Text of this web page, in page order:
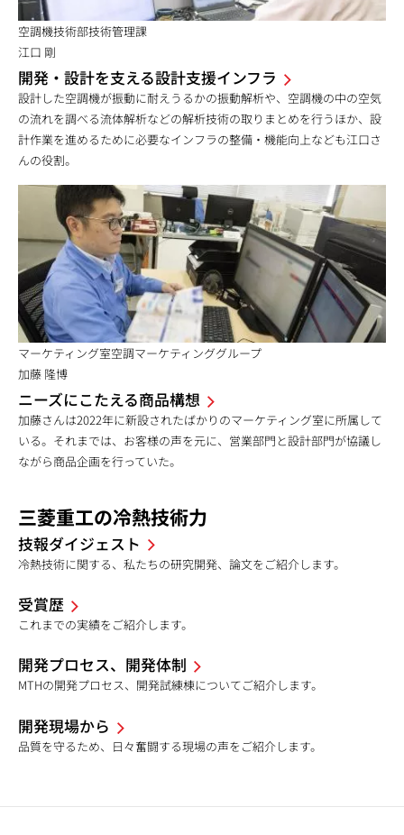
空調機技術部技術管理課
江口 剛
開発・設計を支える設計支援インフラ
設計した空調機が振動に耐えうるかの振動解析や、空調機の中の空気
の流れを調べる流体解析などの解析技術の取りまとめを行うほか、設
計作業を進めるために必要なインフラの整備・機能向上なども江口さ
んの役割。
マーケティング室空調マーケティンググループ
加藤 隆博
ニーズにこたえる商品構想
加藤さんは2022年に新設されたばかりのマーケティング室に所属して
いる。それまでは、お客様の声を元に、営業部門と設計部門が協議し
ながら商品企画を行っていた。
三菱重工の冷熱技術力
技報ダイジェスト
冷熱技術に関する、私たちの研究開発、論文をご紹介します。
受賞歴
これまでの実績をご紹介します。
開発プロセス、開発体制
MTHの開発プロセス、開発試練棟についてご紹介します。
開発現場から
品質を守るため、日々奮闘する現場の声をご紹介します。